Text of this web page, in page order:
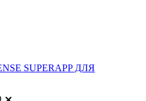
SUPERAPP ДЛЯ